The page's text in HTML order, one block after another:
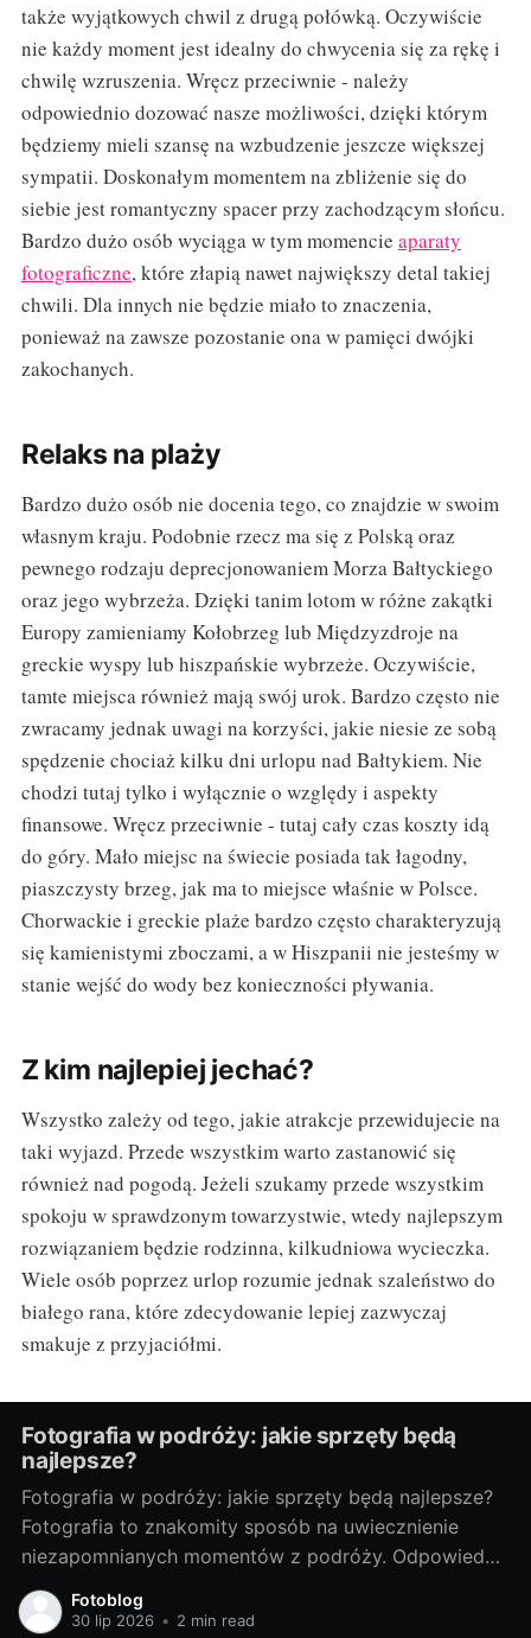
także wyjątkowych chwil z drugą połówką. Oczywiście
nie każdy moment jest idealny do chwycenia się za rękę i
chwilę wzruszenia. Wręcz przeciwnie - należy
odpowiednio dozować nasze możliwości, dzięki którym
będziemy mieli szansę na wzbudzenie jeszcze większej
sympatii. Doskonałym momentem na zbliżenie się do
siebie jest romantyczny spacer przy zachodzącym słońcu.
Bardzo dużo osób wyciąga w tym momencie aparaty
fotograficzne, które złapią nawet największy detal takiej
chwili. Dla innych nie będzie miało to znaczenia,
ponieważ na zawsze pozostanie ona w pamięci dwójki
zakochanych.
Relaks na plaży
Bardzo dużo osób nie docenia tego, co znajdzie w swoim
własnym kraju. Podobnie rzecz ma się z Polską oraz
pewnego rodzaju deprecjonowaniem Morza Bałtyckiego
oraz jego wybrzeża. Dzięki tanim lotom w różne zakątki
Europy zamieniamy Kołobrzeg lub Międzyzdroje na
greckie wyspy lub hiszpańskie wybrzeże. Oczywiście,
tamte miejsca również mają swój urok. Bardzo często nie
zwracamy jednak uwagi na korzyści, jakie niesie ze sobą
spędzenie chociaż kilku dni urlopu nad Bałtykiem. Nie
chodzi tutaj tylko i wyłącznie o względy i aspekty
finansowe. Wręcz przeciwnie - tutaj cały czas koszty idą
do góry. Mało miejsc na świecie posiada tak łagodny,
piaszczysty brzeg, jak ma to miejsce właśnie w Polsce.
Chorwackie i greckie plaże bardzo często charakteryzują
się kamienistymi zboczami, a w Hiszpanii nie jesteśmy w
stanie wejść do wody bez konieczności pływania.
Z kim najlepiej jechać?
Wszystko zależy od tego, jakie atrakcje przewidujecie na
taki wyjazd. Przede wszystkim warto zastanowić się
również nad pogodą. Jeżeli szukamy przede wszystkim
spokoju w sprawdzonym towarzystwie, wtedy najlepszym
rozwiązaniem będzie rodzinna, kilkudniowa wycieczka.
Wiele osób poprzez urlop rozumie jednak szaleństwo do
białego rana, które zdecydowanie lepiej zazwyczaj
smakuje z przyjaciółmi.
Fotografia w podróży: jakie sprzęty będą
najlepsze?
Fotografia w podróży: jakie sprzęty będą najlepsze?
Fotografia to znakomity sposób na uwiecznienie
niezapomnianych momentów z podróży. Odpowiedni
sprzęt fotograficzny to klucz do tworzenia
doskonałych zdjęć. Poniżej przedstawiam porady, jak
Fotoblog
30 lip 2026 • 2 min read